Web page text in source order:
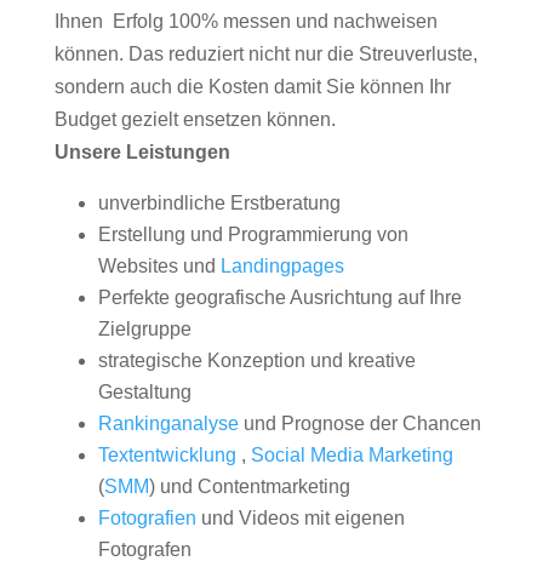
Ihnen Erfolg 100% messen und nachweisen
können. Das reduziert nicht nur die Streuverluste,
sondern auch die Kosten damit Sie können Ihr
Budget gezielt ensetzen können.
Unsere Leistungen
unverbindliche Erstberatung
Erstellung und Programmierung von
Websites und Landingpages
Perfekte geografische Ausrichtung auf Ihre
Zielgruppe
strategische Konzeption und kreative
Gestaltung
Rankinganalyseund Prognose der Chancen
Textentwicklung , Social Media Marketing
(SMM) und Contentmarketing
Fotografien und Videos mit eigenen
Fotografen